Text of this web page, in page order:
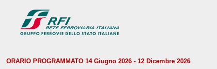
ORARIO PROGRAMMATO 14 Giugno 2026 - 12 Dicembre 2026